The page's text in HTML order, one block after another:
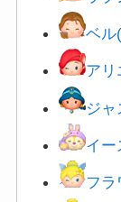
ベル
アリ
ジ
イー
フラ